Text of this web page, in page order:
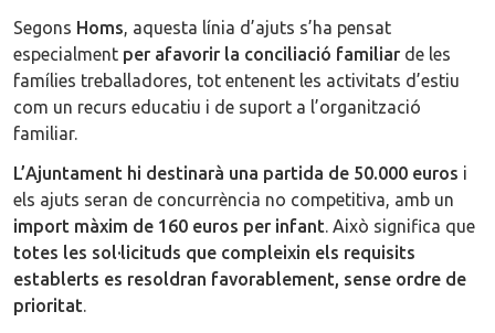
Segons Homs , aquesta línia d’ajuts s’ha pensat
especialment per afavorir la conciliació familiar de les
famílies treballadores, tot entenent les activitats d’estiu
com un recurs educatiu i de suport a l’organització
familiar.
L’Ajuntament hi destinarà una partida de 50.000 euros i
els ajuts seran de concurrència no competitiva, amb un
import màxim de 160 euros per infant . Això significa que
totes les sol·licituds que compleixin els requisits
establerts es resoldran favorablement, sense ordre de
prioritat